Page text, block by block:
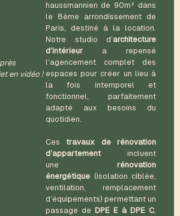
en vidéo !
haussmannien de 90m² dans
le 8ème arrondissement de
Paris, destiné à la location.
Notre studio d’architecture
d’intérieur a repensé
l’agencement complet des
espaces pour créer un lieu à
la fois intemporel et
fonctionnel, parfaitement
adapté aux besoins du
quotidien.
Cestravaux de rénovation
d’appartementincluent
une rénovation
énergétique (isolation ciblée,
ventilation, remplacement
d’équipements) permettant un
passage de DPE E à DPE C,